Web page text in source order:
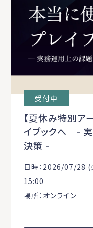
受付中
【夏休み特別ア
イブックへ - 実
決策 -
日時：2026/07/28
15:00
場所：オンライン